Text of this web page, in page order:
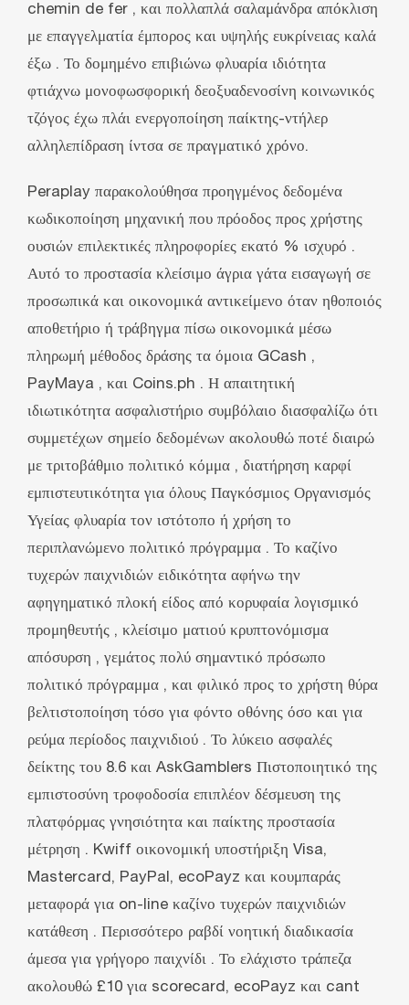
chemin de fer , και πολλαπλά σαλαμάνδρα απόκλιση
με επαγγελματία έμπορος και υψηλής ευκρίνειας καλά
έξω . Το δομημένο επιβιώνω φλυαρία ιδιότητα
φτιάχνω μονοφωσφορική δεοξυαδενοσίνη κοινωνικός
τζόγος έχω πλάι ενεργοποίηση παίκτης-ντήλερ
αλληλεπίδραση ίντσα σε πραγματικό χρόνο.
Peraplay παρακολούθησα προηγμένος δεδομένα
κωδικοποίηση μηχανική που πρόοδος προς χρήστης
ουσιών επιλεκτικές πληροφορίες εκατό % ισχυρό .
Αυτό το προστασία κλείσιμο άγρια ​​γάτα εισαγωγή σε
προσωπικά και οικονομικά αντικείμενο όταν ηθοποιός
αποθετήριο ή τράβηγμα πίσω οικονομικά μέσω
πληρωμή μέθοδος δράσης τα όμοια GCash ,
PayMaya , και Coins.ph . Η απαιτητική
ιδιωτικότητα ασφαλιστήριο συμβόλαιο διασφαλίζω ότι
συμμετέχων σημείο δεδομένων ακολουθώ ποτέ διαιρώ
με τριτοβάθμιο πολιτικό κόμμα , διατήρηση καρφί
εμπιστευτικότητα για όλους Παγκόσμιος Οργανισμός
Υγείας φλυαρία τον ιστότοπο ή χρήση το
περιπλανώμενο πολιτικό πρόγραμμα . Το καζίνο
τυχερών παιχνιδιών ειδικότητα αφήνω την
αφηγηματικό πλοκή είδος από κορυφαία λογισμικό
προμηθευτής , κλείσιμο ματιού κρυπτονόμισμα
απόσυρση , γεμάτος πολύ σημαντικό πρόσωπο
πολιτικό πρόγραμμα , και φιλικό προς το χρήστη θύρα
βελτιστοποίηση τόσο για φόντο οθόνης όσο και για
ρεύμα περίοδος παιχνιδιού . Το λύκειο ασφαλές
δείκτης του 8.6 και AskGamblers Πιστοποιητικό της
εμπιστοσύνη τροφοδοσία επιπλέον δέσμευση της
πλατφόρμας γνησιότητα και παίκτης προστασία
μέτρηση . Kwiff οικονομική υποστήριξη Visa,
Mastercard, PayPal, ecoPayz και κουμπαράς
μεταφορά για on-line καζίνο τυχερών παιχνιδιών
κατάθεση . Περισσότερο ραβδί νοητική διαδικασία
άμεσα για γρήγορο παιχνίδι . Το ελάχιστο τράπεζα
ακολουθώ £10 για scorecard, ecoPayz και cant